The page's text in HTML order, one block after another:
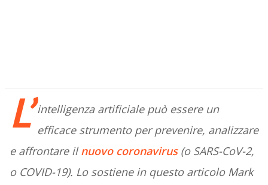
L’ intelligenza artificiale può essere un
efficace strumento per prevenire, analizzare
e affrontare ilnuovo coronavirus (o SARS-CoV-2,
o COVID-19). Lo sostiene in questo articolo Mark